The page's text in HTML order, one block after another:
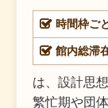
時間枠ご
館内総滞
は、設計思
繁忙期や団